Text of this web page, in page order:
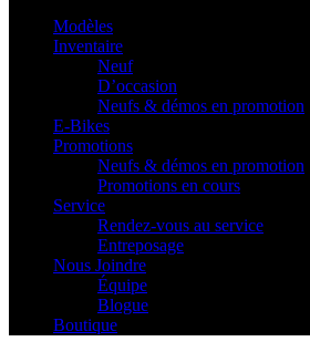
Modèles
Inventaire
Neuf
D’occasion
Neufs & démos en promotion
E-Bikes
Promotions
Neufs & démos en promotion
Promotions en cours
Service
Rendez-vous au service
Entreposage
Nous Joindre
Équipe
Blogue
Boutique